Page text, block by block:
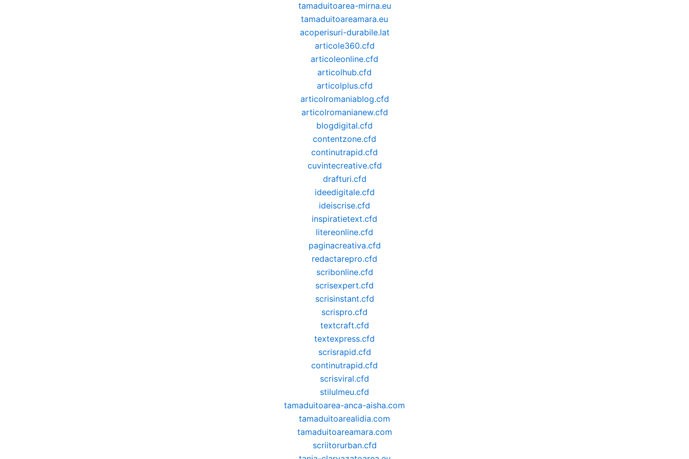
tamaduitoarea-mirna.eu
tamaduitoareamara.eu
acoperisuri-durabile.lat
articole360.cfd
articoleonline.cfd
articolhub.cfd
articolplus.cfd
articolromaniablog.cfd
articolromanianew.cfd
blogdigital.cfd
contentzone.cfd
continutrapid.cfd
cuvintecreative.cfd
drafturi.cfd
ideedigitale.cfd
ideiscrise.cfd
inspiratietext.cfd
litereonline.cfd
paginacreativa.cfd
redactarepro.cfd
scribonline.cfd
scrisexpert.cfd
scrisinstant.cfd
scrispro.cfd
textcraft.cfd
textexpress.cfd
scrisrapid.cfd
continutrapid.cfd
scrisviral.cfd
stilulmeu.cfd
tamaduitoarea-anca-aisha.com
tamaduitoarealidia.com
tamaduitoareamara.com
scriitorurban.cfd